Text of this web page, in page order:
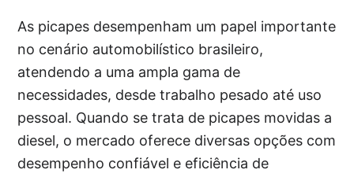
As picapes desempenham um papel importante
no cenário automobilístico brasileiro,
atendendo a uma ampla gama de
necessidades, desde trabalho pesado até uso
pessoal. Quando se trata de picapes movidas a
diesel, o mercado oferece diversas opções com
desempenho confiável e eficiência de